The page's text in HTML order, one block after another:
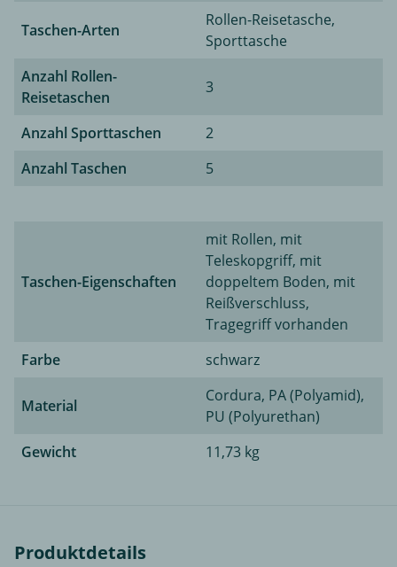
Taschen-Arten
Rollen-Reisetasche,
Sporttasche
Anzahl Rollen-
Reisetaschen
3
Anzahl Sporttaschen
2
Anzahl Taschen
5
Taschen-Eigenschaften
mit Rollen, mit
Teleskopgriff, mit
doppeltem Boden, mit
Reißverschluss,
Tragegriff vorhanden
Farbe
schwarz
Material
Cordura, PA (Polyamid),
PU (Polyurethan)
Gewicht
11,73 kg
Produktdetails